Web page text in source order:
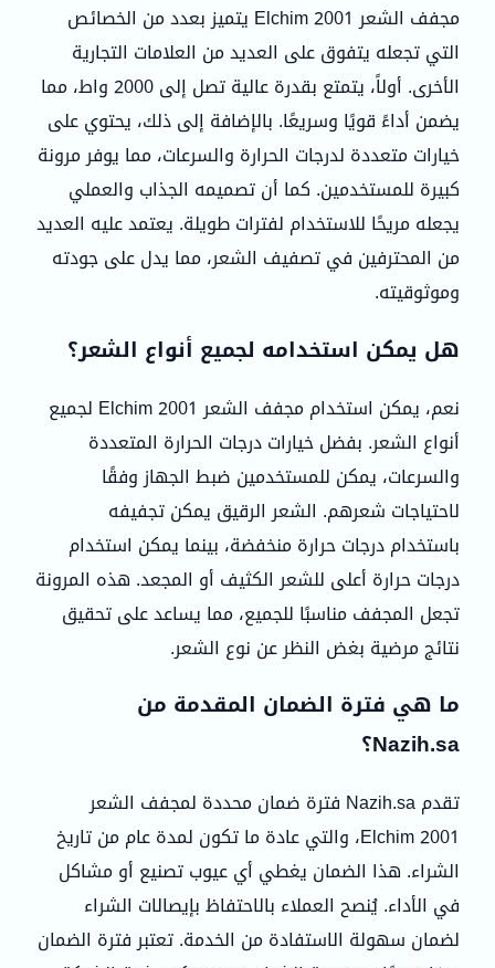
مجفف الشعر Elchim 2001 يتميز بعدد من الخصائص
التي تجعله يتفوق على العديد من العلامات التجارية
الأخرى. أولاً، يتمتع بقدرة عالية تصل إلى 2000 واط، مما
يضمن أداءً قويًا وسريعًا. بالإضافة إلى ذلك، يحتوي على
خيارات متعددة لدرجات الحرارة والسرعات، مما يوفر مرونة
كبيرة للمستخدمين. كما أن تصميمه الجذاب والعملي
يجعله مريحًا للاستخدام لفترات طويلة. يعتمد عليه العديد
من المحترفين في تصفيف الشعر، مما يدل على جودته
وموثوقيته.
هل يمكن استخدامه لجميع أنواع الشعر؟
نعم، يمكن استخدام مجفف الشعر Elchim 2001 لجميع
أنواع الشعر. بفضل خيارات درجات الحرارة المتعددة
والسرعات، يمكن للمستخدمين ضبط الجهاز وفقًا
لاحتياجات شعرهم. الشعر الرقيق يمكن تجفيفه
باستخدام درجات حرارة منخفضة، بينما يمكن استخدام
درجات حرارة أعلى للشعر الكثيف أو المجعد. هذه المرونة
تجعل المجفف مناسبًا للجميع، مما يساعد على تحقيق
نتائج مرضية بغض النظر عن نوع الشعر.
ما هي فترة الضمان المقدمة من
Nazih.sa؟
تقدم Nazih.sa فترة ضمان محددة لمجفف الشعر
Elchim 2001، والتي عادة ما تكون لمدة عام من تاريخ
الشراء. هذا الضمان يغطي أي عيوب تصنيع أو مشاكل
في الأداء. يُنصح العملاء بالاحتفاظ بإيصالات الشراء
لضمان سهولة الاستفادة من الخدمة. تعتبر فترة الضمان